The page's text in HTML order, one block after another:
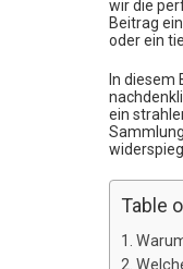
wir die
Beitrag
oder ein
In
ein
Table